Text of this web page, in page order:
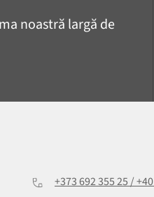
noastră largă de
+373 692 355 25 /